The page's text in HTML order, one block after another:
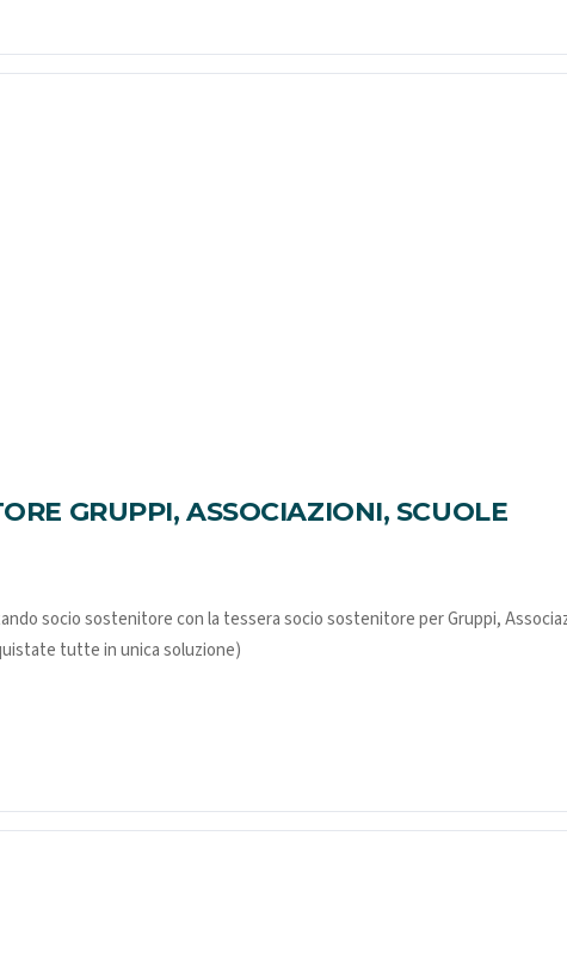
GRUPPI, ASSOCIAZIONI, SCUOLE
socio sostenitore con la tessera socio sostenitore perGruppi,
tutte in unica soluzione)